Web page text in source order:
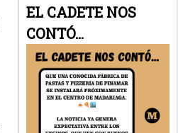
EL CADETE NOS
CONTÓ...